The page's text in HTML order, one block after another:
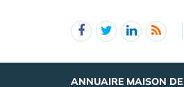
ANNUAIRE MAISON